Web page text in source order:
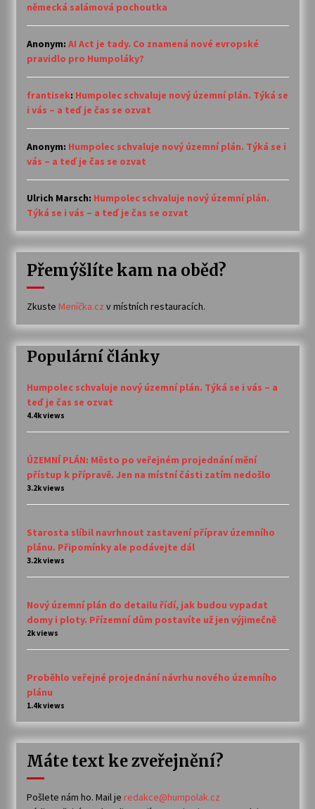
německá salámová pochoutka
Anonym: AI Act je tady. Co znamená nové evropské
pravidlo pro Humpoláky?
frantisek: Humpolec schvaluje nový územní plán. Týká se
i vás – a teď je čas se ozvat
Anonym: Humpolec schvaluje nový územní plán. Týká se i
vás – a teď je čas se ozvat
Ulrich Marsch: Humpolec schvaluje nový územní plán.
Týká se i vás – a teď je čas se ozvat
Přemýšlíte kam na oběd?
Zkuste Meníčka.cz v místních restauracích.
Populární články
Humpolec schvaluje nový územní plán. Týká se i vás – a
teď je čas se ozvat
4.4k views
ÚZEMNÍ PLÁN: Město po veřejném projednání mění
přístup k přípravě. Jen na místní části zatím nedošlo
3.2k views
Starosta slíbil navrhnout zastavení příprav územního
plánu. Připomínky ale podávejte dál
3.2k views
Nový územní plán do detailu řídí, jak budou vypadat
domy i ploty. Přízemní dům postavíte už jen výjimečně
2k views
Proběhlo veřejné projednání návrhu nového územního
plánu
1.4k views
Máte text ke zveřejnění?
Pošlete nám ho. Mail je redakce@humpolak.cz